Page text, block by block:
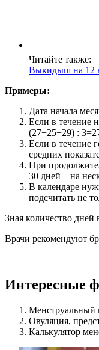
Читайте также:
Выкидыш на 12
Примеры:
Дата начала
Если в течение
(27+25+29) :
Если в течение
средних
При
30 дней – на
В календаре
подсчитать не
Зная количество
Врачи рекомендуют
Интересные
Менструальный
Овуляция,
Калькулятор